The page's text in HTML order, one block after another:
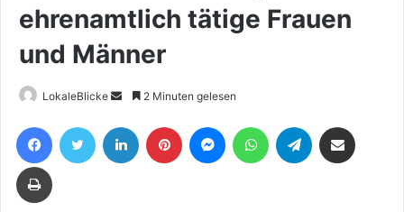
ehrenamtlich tätige Frauen
und Männer
LokaleBlicke
Sende
eine
E-
2 Minuten gelesen
FacebookTwitter LinkedIn Pinterest MessengerWhatsAppTelegram
Drucken